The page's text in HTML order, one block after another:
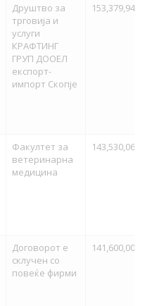
Друштво за
трговија и
услуги
КРАФТИНГ
ГРУП ДООЕЛ
експорт-
импорт Скопје
Факултет за
ветеринарна
медицина
Договорот е
склучен со
повеќе фирми